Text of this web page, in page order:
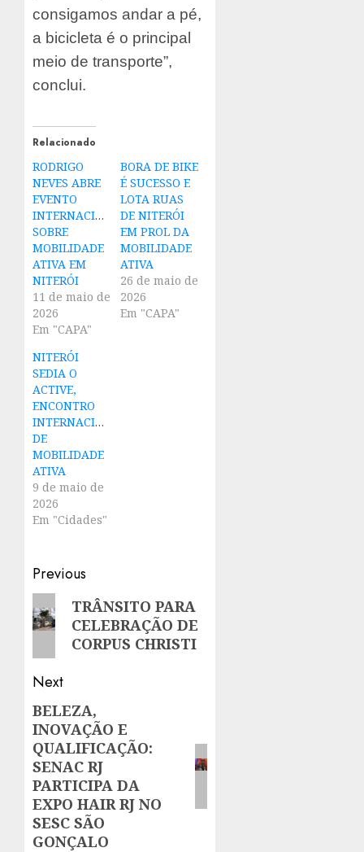
consigamos andar a pé,
a bicicleta é o principal
meio de transporte”,
conclui.
Relacionado
RODRIGO
NEVES ABRE
EVENTO
INTERNACIONAL
SOBRE
MOBILIDADE
ATIVA EM
NITERÓI
11 de maio de
2026
Em "CAPA"
BORA DE BIKE
É SUCESSO E
LOTA RUAS
DE NITERÓI
EM PROL DA
MOBILIDADE
ATIVA
26 de maio de
2026
Em "CAPA"
NITERÓI
SEDIA O
ACTIVE,
ENCONTRO
INTERNACIONAL
DE
MOBILIDADE
ATIVA
9 de maio de
2026
Em "Cidades"
Post
navigation
Previous
Previous
post:
TRÂNSITO PARA
CELEBRAÇÃO DE
CORPUS CHRISTI
Next
Next
post:
BELEZA,
INOVAÇÃO E
QUALIFICAÇÃO:
SENAC RJ
PARTICIPA DA
EXPO HAIR RJ NO
SESC SÃO
GONÇALO